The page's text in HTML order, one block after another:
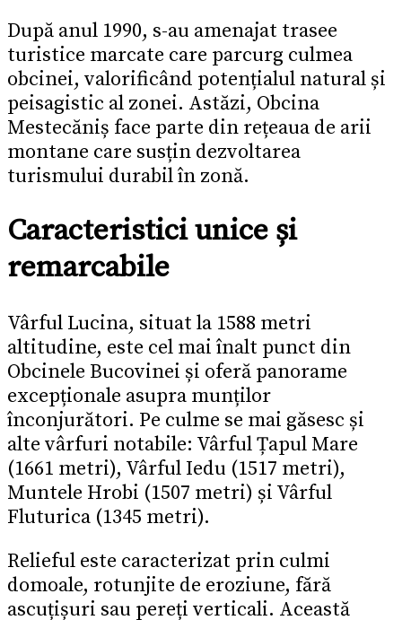
După anul 1990, s-au amenajat trasee
turistice marcate care parcurg culmea
obcinei, valorificând potențialul natural și
peisagistic al zonei. Astăzi, Obcina
Mestecăniș face parte din rețeaua de arii
montane care susțin dezvoltarea
turismului durabil în zonă.
Caracteristici unice și
remarcabile
Vârful Lucina, situat la 1588 metri
altitudine, este cel mai înalt punct din
Obcinele Bucovinei și oferă panorame
excepționale asupra munților
înconjurători. Pe culme se mai găsesc și
alte vârfuri notabile: Vârful Țapul Mare
(1661 metri), Vârful Iedu (1517 metri),
Muntele Hrobi (1507 metri) și Vârful
Fluturica (1345 metri).
Relieful este caracterizat prin culmi
domoale, rotunjite de eroziune, fără
ascuțișuri sau pereți verticali. Această